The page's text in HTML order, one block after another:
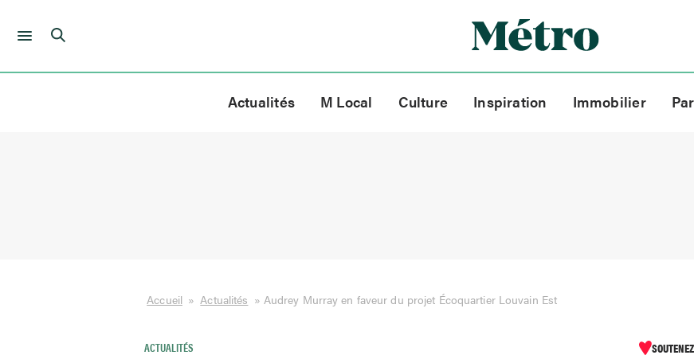
Skip
Actualités M Local Culture Inspiration Immobilier
Accueil » Actualités » Audrey Murray en faveur du projet Écoquartier Louvain Est
ACTUALITÉS SOUTENEZ